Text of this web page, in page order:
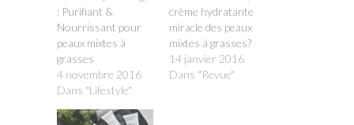
: Purifiant &
Nourrissant pour
peaux mixtes à
grasses
4 novembre 2016
Dans "Lifestyle"
crème hydratante
miracle des peaux
mixtes à grasses?
14 janvier 2016
Dans "Revue"